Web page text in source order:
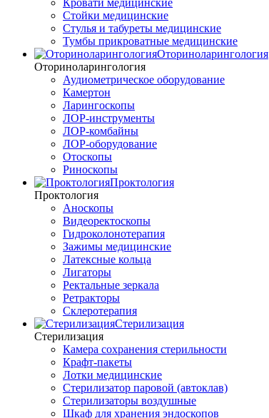
Кровати медицинские
Стойки медицинские
Стулья и табуреты медицинские
Тумбы прикроватные медицинские
Оториноларингология
Оториноларингология
Аудиометрическое оборудование
Камертон
Ларингоскопы
ЛОР-инструменты
ЛОР-комбайны
ЛОР-оборудование
Отоскопы
Риноскопы
Проктология
Проктология
Аноскопы
Видеоректоскопы
Гидроколонотерапия
Зажимы медицинские
Латексные кольца
Лигаторы
Ректальные зеркала
Ретракторы
Склеротерапия
Стерилизация
Стерилизация
Камера сохранения стерильности
Крафт-пакеты
Лотки медицинские
Стерилизатор паровой (автоклав)
Стерилизаторы воздушные
Шкаф для хранения эндоскопов